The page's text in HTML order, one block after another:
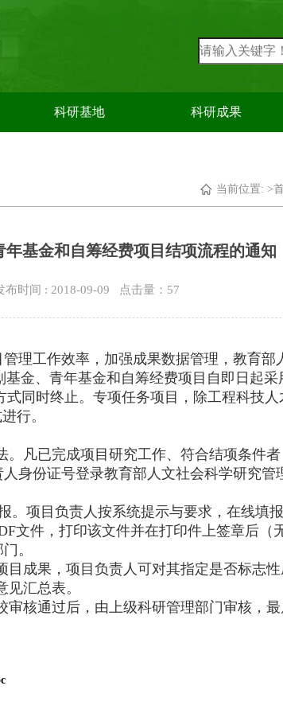
科研基地 科研成果
当前位置: >
基金和自筹经费项目结项流程的通知
时间 : 2018-09-09 点击量： 57
工作效率，加强成果数据管理，教育部
金、青年基金和自筹经费项目自即日起
式同时终止。专项任务项目，除工程科技
行。
凡已完成项目研究工作、符合结项条件
身份证号登录教育部人文社会科学研究管
。项目负责人按系统提示与要求，在线填
文件，打印该文件并在打印件上签章后（
。
成果，项目负责人可对其指定是否标志性
汇总表。
核通过后，由上级科研管理部门审核，